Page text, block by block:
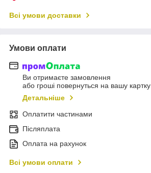
Всі умови доставки
Умови оплати
Ви отримаєте замовлення
або гроші повернуться на вашу картку
Детальніше
Оплатити частинами
Післяплата
Оплата на рахунок
Всі умови оплати